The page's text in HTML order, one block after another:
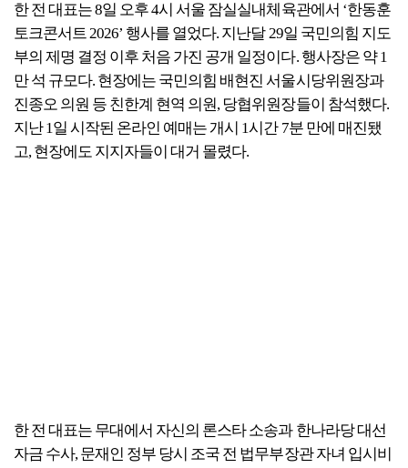
한 전 대표는 8일 오후 4시 서울 잠실실내체육관에서 ‘한동훈
토크콘서트 2026’ 행사를 열었다. 지난달 29일 국민의힘 지도
부의 제명 결정 이후 처음 가진 공개 일정이다. 행사장은 약 1
만 석 규모다. 현장에는 국민의힘 배현진 서울시당위원장과
진종오 의원 등 친한계 현역 의원, 당협위원장들이 참석했다.
지난 1일 시작된 온라인 예매는 개시 1시간 7분 만에 매진됐
고, 현장에도 지지자들이 대거 몰렸다.
한 전 대표는 무대에서 자신의 론스타 소송과 한나라당 대선
자금 수사, 문재인 정부 당시 조국 전 법무부장관 자녀 입시비